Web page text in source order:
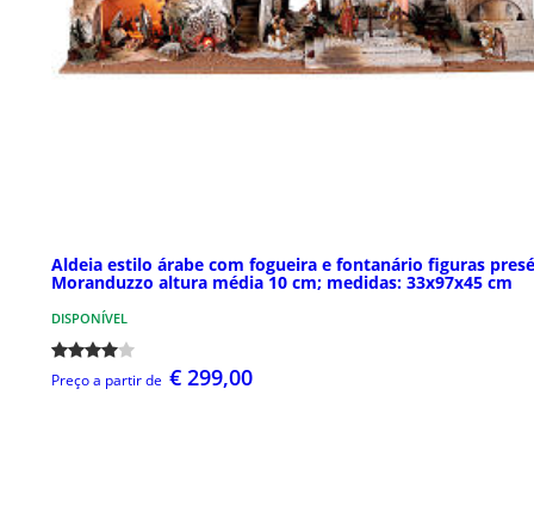
Aldeia estilo árabe com fogueira e fontanário figuras
Moranduzzo altura média 10 cm; medidas: 33x97x45 cm
DISPONÍVEL
Preço a partir de € 299,00